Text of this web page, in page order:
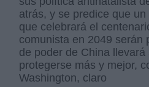
atrás, y se predice que
que celebrará el
comunista en 2049 serán
de poder de China llevará
protegerse más y mejor,
Washington, claro